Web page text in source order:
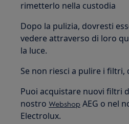
rimetterlo nella custodia
Dopo la pulizia, dovresti
vedere attraverso di loro
la luce.
Se non riesci a pulire i filtri,
Puoi acquistare nuovi filtri
nostroWebshop AEG o nel
Electrolux.